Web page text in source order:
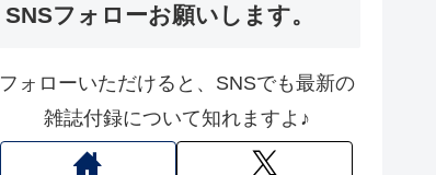
SNSフォローお願いします。
フォローいただけると、SNSでも最新の
雑誌付録について知れますよ♪